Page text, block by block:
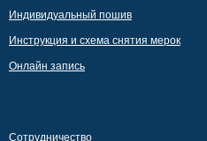
Индивидуальный пошив
Инструкция и схема снятия мерок
Онлайн запись
Сотрудничество